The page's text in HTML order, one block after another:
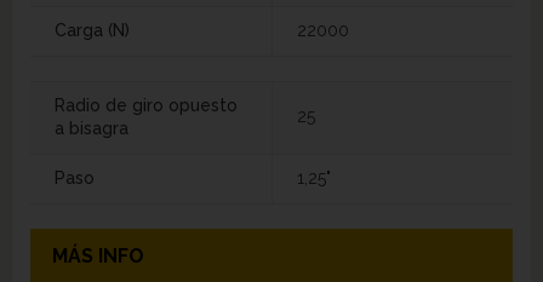
Carga (N) 22000
Radio de giro opuesto
a bisagra
25
Paso 1,25"
MÁS INFO